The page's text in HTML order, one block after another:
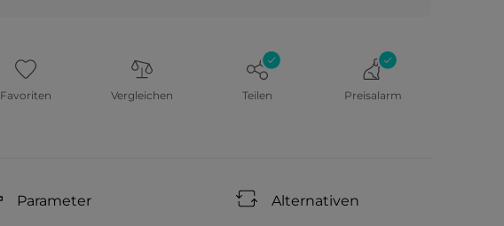
Favoriten Vergleichen Teilen Preisalarm
Parameter Alternativen